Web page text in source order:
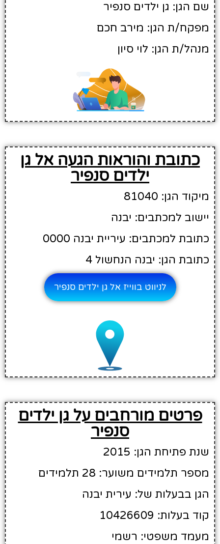
שם הגן: גן ילדים סנפיר
מפקח/ת הגן: מירב חכם
מנהל/ת הגן: לוי סיון
כתובת והוראות הגעה אל גן
ילדים סנפיר
מיקוד הגן: 81040
יישוב למכתבים: יבנה
כתובת למכתבים: עיריית יבנה 0000
כתובת הגן: יבנה הנחשול 4
לניווט בווייז אל גן ילדים סנפיר
פרטים מורחבים על גן ילדים
סנפיר
שנת פתיחת הגן: 2015
מספר תלמידים משוער: 28 תלמידים
הגן בבעלות של: עירית יבנה
קוד בעלות: 10426609
מעמד משפטי: רשמי